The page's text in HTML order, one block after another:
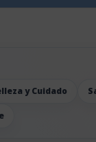
y Cuidado